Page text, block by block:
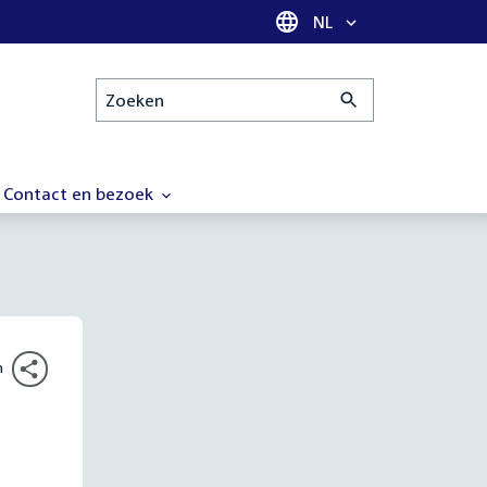
Taal selectie
NL
Zoeken
Contact en bezoek